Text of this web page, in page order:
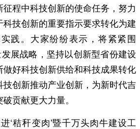
程中科技创新的使命任务，努力
技创新的重要指示要求转化为建
践。大家纷纷表示，将紧紧围
展战略，坚持以创新型省份建设
好科技创新供给和科技成果转化
创新推动产业创新，为新时代吉
贡献更大力量。
‘秸秆变肉'暨千万头肉牛建设工